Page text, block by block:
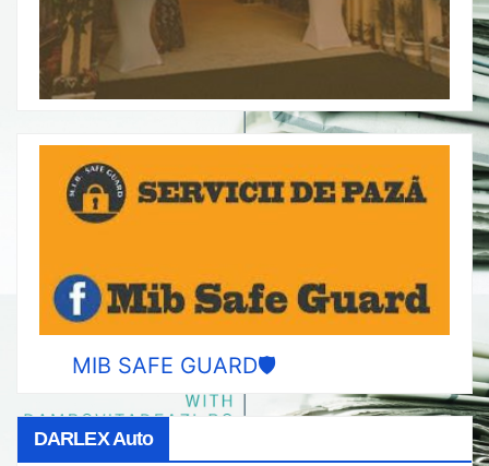
MIB SAFE GUARD🛡️
DARLEX Auto